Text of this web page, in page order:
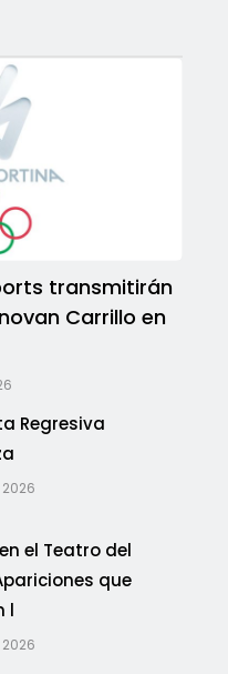
transmitirán
Carrillo en
Regresiva
el Teatro del
que
l